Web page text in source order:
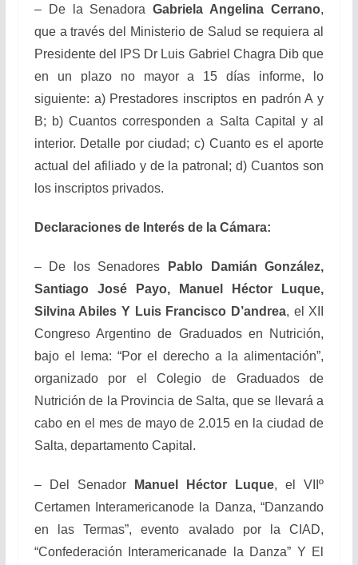
– De la SenadoraGabriela Angelina Cerrano,
que a través del Ministerio de Salud se requiera al
Presidente del IPS Dr Luis Gabriel Chagra Dib que
en un plazo no mayor a 15 días informe, lo
siguiente: a) Prestadores inscriptos en padrón A y
B; b) Cuantos corresponden a Salta Capital y al
interior. Detalle por ciudad; c) Cuanto es el aporte
actual del afiliado y de la patronal; d) Cuantos son
los inscriptos privados.
Declaraciones de Interés de la Cámara:
– De los Senadores
Pablo Damián González,
Santiago José Payo, Manuel Héctor Luque,
Silvina Abiles Y Luis Francisco D’andrea, el XII
Congreso Argentino de Graduados en Nutrición,
bajo el lema: “Por el derecho a la alimentación”,
organizado por el Colegio de Graduados de
Nutrición de la Provincia de Salta, que se llevará a
cabo en el mes de mayo de 2.015 en la ciudad de
Salta, departamento Capital.
– Del Senador Manuel Héctor Luque, el VIIº
Certamen Interamericanode la Danza, “Danzando
en las Termas”, evento avalado por la CIAD,
“Confederación Interamericanade la Danza” Y El